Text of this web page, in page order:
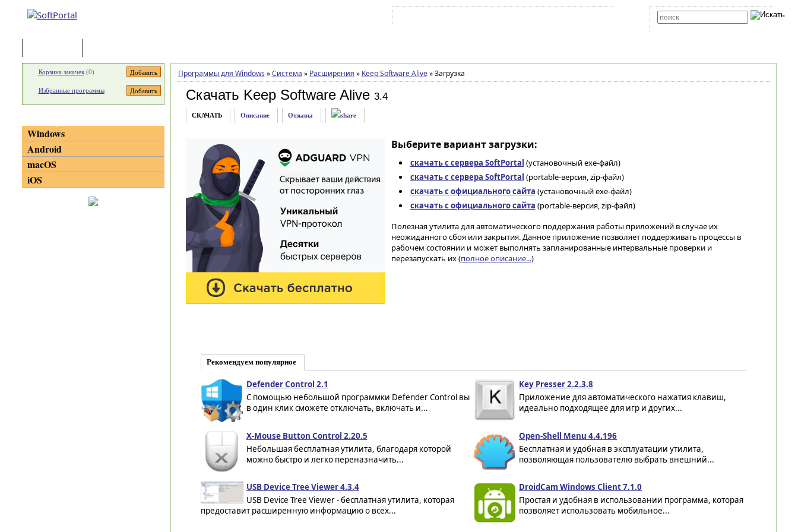
Программы для Windows » Система » Расширения » Keep Software Alive »Загрузка
Скачать Keep Software Alive 3.4
СКАЧАТЬ Описание Отзывы
Выберите вариант загрузки:
скачать с сервера SoftPortal (установочный exe-файл)
скачать с сервера SoftPortal (portable-версия, zip-файл)
скачать с официального сайта (установочный exe-файл)
скачать с официального сайта (portable-версия, zip-файл)
Полезная утилита для автоматического поддержания работы приложений в случае их
неожиданного сбоя или закрытия. Данное приложение позволяет поддерживать процессы в
рабочем состоянии и может выполнять запланированные интервальные проверки и
перезапускать их (полное описание...)
Рекомендуем популярное
Defender Control 2.1
С помощью небольшой программки Defender Control вы
в один клик сможете отключать, включать и...
Key Presser 2.2.3.8
Приложение для автоматического нажатия клавиш,
идеально подходящее для игр и других...
X-Mouse Button Control 2.20.5
Небольшая бесплатная утилита, благодаря которой
можно быстро и легко переназначить...
Open-Shell Menu 4.4.196
Бесплатная и удобная в эксплуатации утилита,
позволяющая пользователю выбрать внешний...
USB Device Tree Viewer 4.3.4
USB Device Tree Viewer - бесплатная утилита, которая
предоставит расширенную информацию о всех...
DroidCam Windows Client 7.1.0
Простая и удобная в использовании программа, которая
позволяет использовать мобильное...
Корзина закачек(0)
Избранные программы
Windows
Android
macOS
iOS